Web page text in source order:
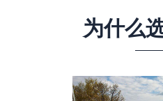
为什么